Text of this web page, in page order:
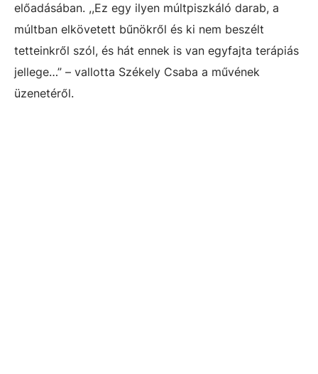
előadásában. ,,Ez egy ilyen múltpiszkáló darab, a
múltban elkövetett bűnökről és ki nem beszélt
tetteinkről szól, és hát ennek is van egyfajta terápiás
jellege…” – vallotta Székely Csaba a művének
üzenetéről.